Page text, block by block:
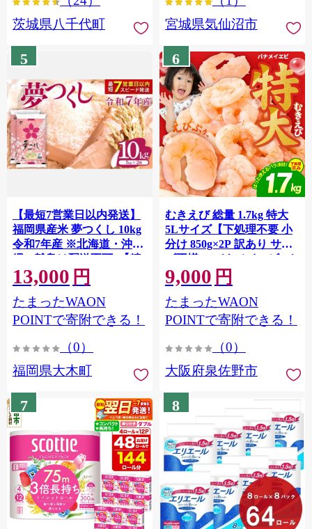
茨城県八千代町
宮城県気仙沼市
5
【最短7営業日以内発送】
福岡県産米 夢つくし 10kg
令和7年産 ※北海道・沖
縄・離島は配送不可 |【精
米 単一米 単一原料米 7年
産 国産 お米 ブランド米
5kg × 2 ゆめつくし】
CY009_01
13,000 円
たまったWAON
POINTで寄附できる！
（0）
福岡県大木町
6
むきえび 総量 1.7kg 特大
5Lサイズ【下処理不要 小
分け 850g×2P 訳あり サイ
ズ不揃い バナメイエビ バ
ラ凍結】 G4142
9,000 円
たまったWAON
POINTで寄附できる！
（0）
大阪府泉佐野市
7 8